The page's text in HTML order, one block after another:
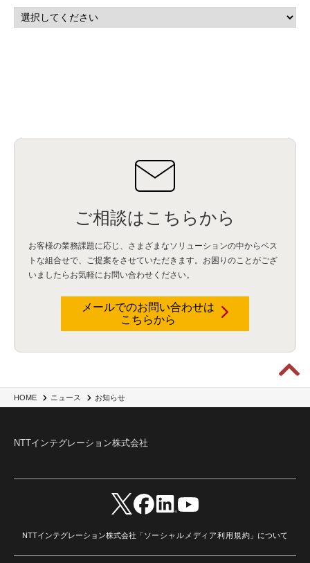
HOME ニュース お知らせ
ご相談はこちらから
お客様の業務課題に応じ、さまざまなソリューションの中からベス
トな組合せで、 ご提案をさせていただきます。お困りのことがござ
いましたらお気軽にお問い合わせください。
メールでのお問い合わせは
こちらから
NTTインテグレーション株式会社
NTTインテグレーション株式会社「 ソーシャルメディア利用規約 」について